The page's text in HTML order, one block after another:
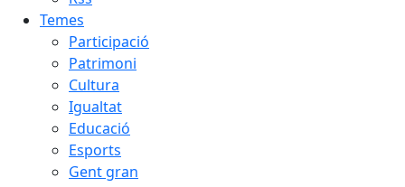
Temes
Participació
Patrimoni
Cultura
Igualtat
Educació
Esports
Gent gran